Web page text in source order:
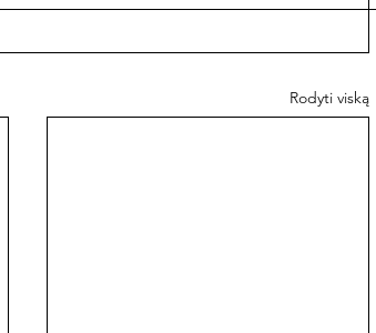
Rodyti viską